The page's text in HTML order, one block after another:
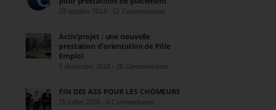
23 octobre 2014 - 52 Commentaires
Activ’projet : une nouvelle
prestation d’orientation de Pôle
Emploi
5 décembre 2014 - 26 Commentaires
FIN DES ASS POUR LES CHÔMEURS
15 juillet 2018 - 8 Commentaires